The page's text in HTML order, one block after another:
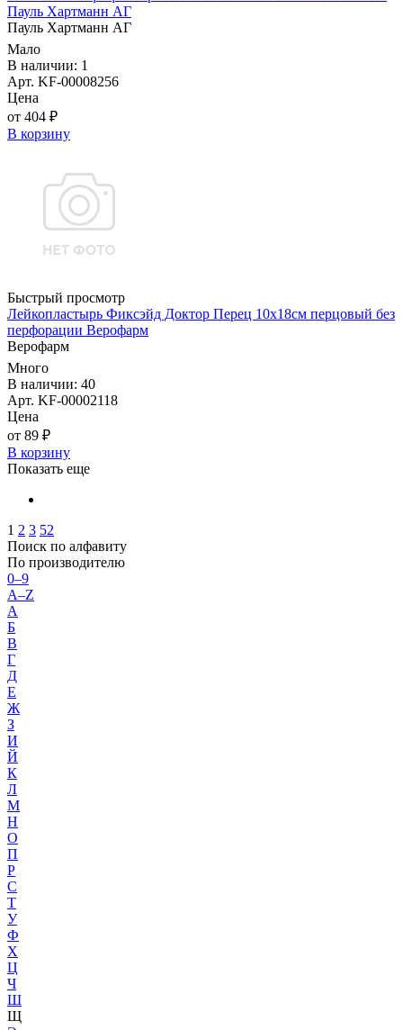
Пауль Хартманн AГ
Пауль Хартманн AГ
Мало
В наличии: 1
Арт. KF-00008256
Цена
от 404 ₽
В корзину
Быстрый просмотр
Лейкопластырь Фиксэйд Доктор Перец 10х18см перцовый без
перфорации Верофарм
Верофарм
Много
В наличии: 40
Арт. KF-00002118
Цена
от 89 ₽
В корзину
Показать еще
1 2 3 52
Поиск по алфавиту
По производителю
0–9
A–Z
А
Б
В
Г
Д
Е
Ж
З
И
Й
К
Л
М
Н
О
П
Р
С
Т
У
Ф
Х
Ц
Ч
Ш
Щ